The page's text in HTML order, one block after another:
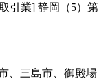
引業] 静岡（5）第
、三島市、御殿場